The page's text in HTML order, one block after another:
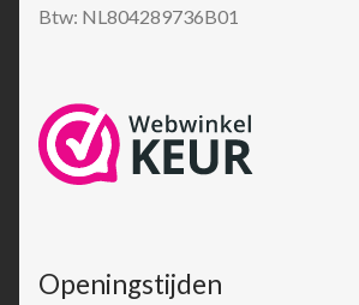
Btw: NL804289736B01
Openingstijden